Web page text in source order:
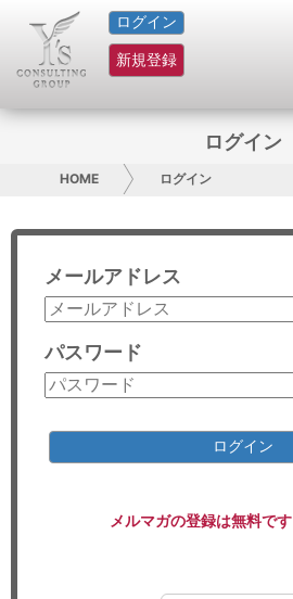
ログイン
新規登録
HOME
サービス紹介
グループ概要
採用情報
お問い合わせ
コンサルティング
リサーチ
ログイン
HOME ログイン
メールアドレス
パスワード
ログイン
メルマガの登録は無料です